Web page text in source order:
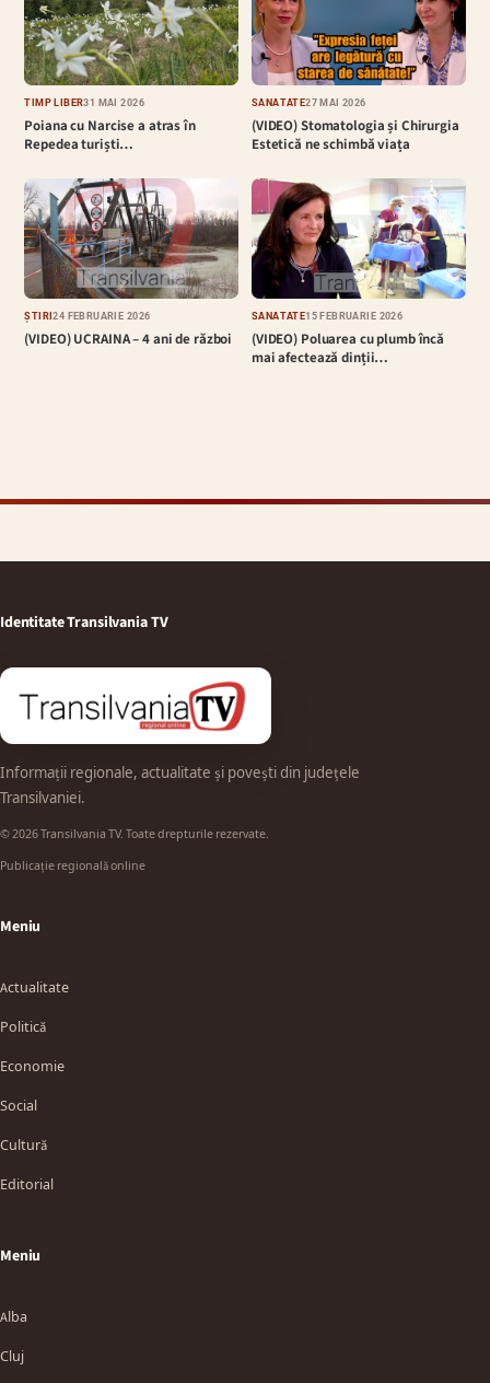
TIMP LIBER31 MAI 2026
Poiana cu Narcise a atras în
Repedea turiști…
SĂNĂTATE27 MAI 2026
(VIDEO) Stomatologia și Chirurgia
Estetică ne schimbă viața
ȘTIRI24 FEBRUARIE 2026
(VIDEO) UCRAINA – 4 ani de război
SĂNĂTATE15 FEBRUARIE 2026
(VIDEO) Poluarea cu plumb încă
mai afectează dinții…
Identitate Transilvania TV
Informații regionale, actualitate și povești din județele
Transilvaniei.
© 2026 Transilvania TV. Toate drepturile rezervate.
Publicație regională online
Meniu
Actualitate
Politică
Economie
Social
Cultură
Editorial
Meniu
Alba
Cluj